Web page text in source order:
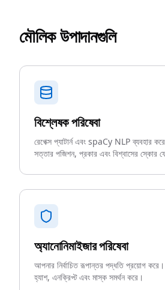
মৌলিক উপাদানগুলি
বিশ্লেষক পরিষেবা
রেগেক্স প্যাটার্ন এবং spaCy NLP ব্যবহার
সত্তার পজিশন, প্রকার এবং বিশ্বাসের স্কোর
অ্যানোনিমাইজার পরিষেবা
আপনার নির্বাচিত রূপান্তর পদ্ধতি প্রয়োগ করে।
হ্যাশ, এনক্রিপ্ট এবং মাস্ক সমর্থন করে।